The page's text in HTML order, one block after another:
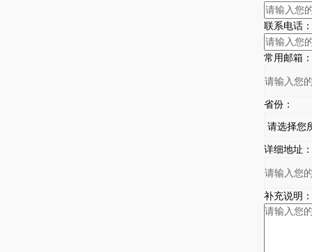
联系电话：
常用邮箱：
省份：
详细地址：
补充说明：